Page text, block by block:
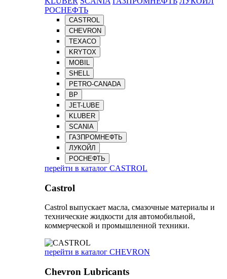
РОСНЕФТЬ
CASTROL
CHEVRON
TEXACO
KRYTOX
MOBIL
SHELL
PETRO-CANADA
BP
JET-LUBE
KLUBER
SCANIA
ГАЗПРОМНЕФТЬ
ЛУКОЙЛ
РОСНЕФТЬ
перейти в каталог CASTROL
Castrol
Castrol выпускает масла, смазочные материалы и
технические жидкости для автомобильной,
коммерческой и промышленной техники.
перейти в каталог CHEVRON
Chevron Lubricants